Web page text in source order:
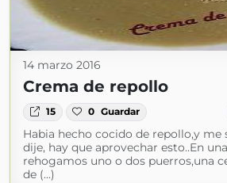
14 marzo 2016
Crema de repollo
15 0 Guardar
Habia hecho cocido de repollo,y me
dije, hay que aprovechar esto..En
rehogamos uno o dos puerros,una
de (...)